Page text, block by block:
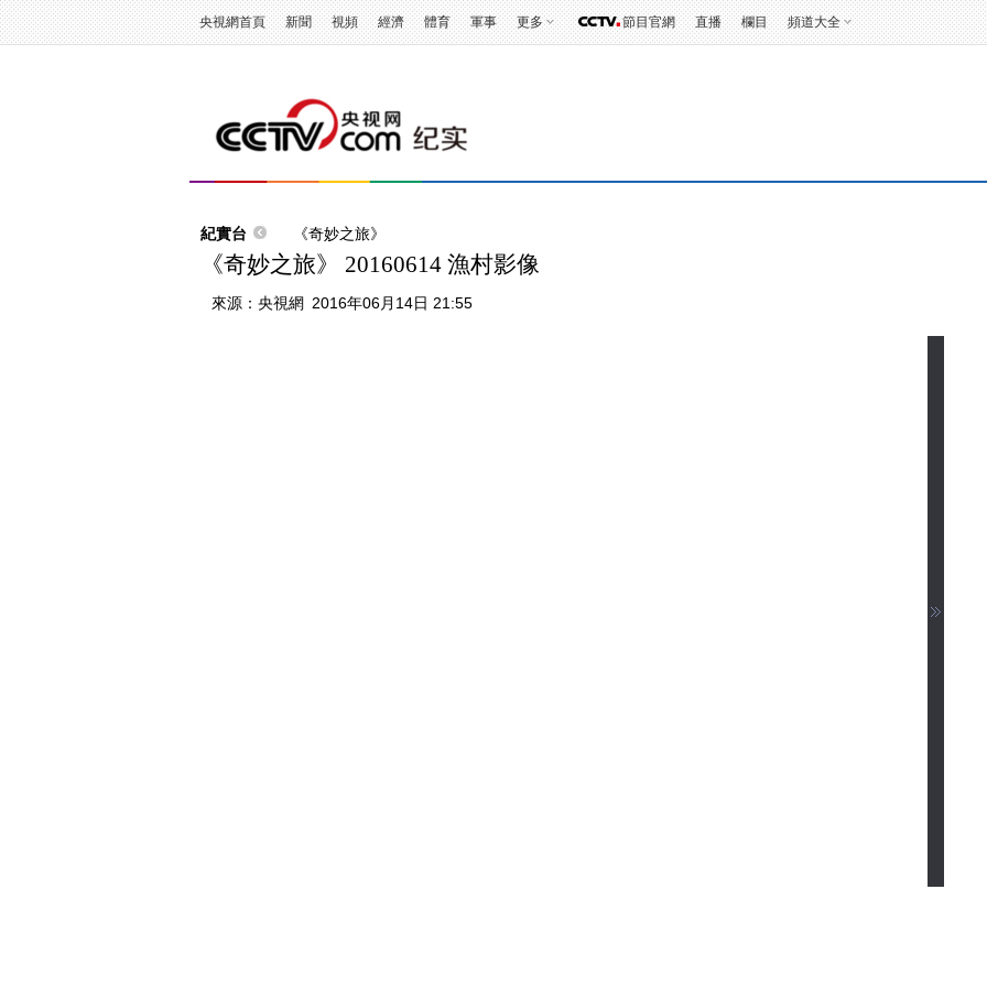
央視網首頁 新聞 視頻 經濟 體育 軍事 更多 節目官網 直播 欄目 頻道大全
紀實台 《奇妙之旅》
《奇妙之旅》 20160614 漁村影像
來源： 央視網 2016年06月14日 21:55